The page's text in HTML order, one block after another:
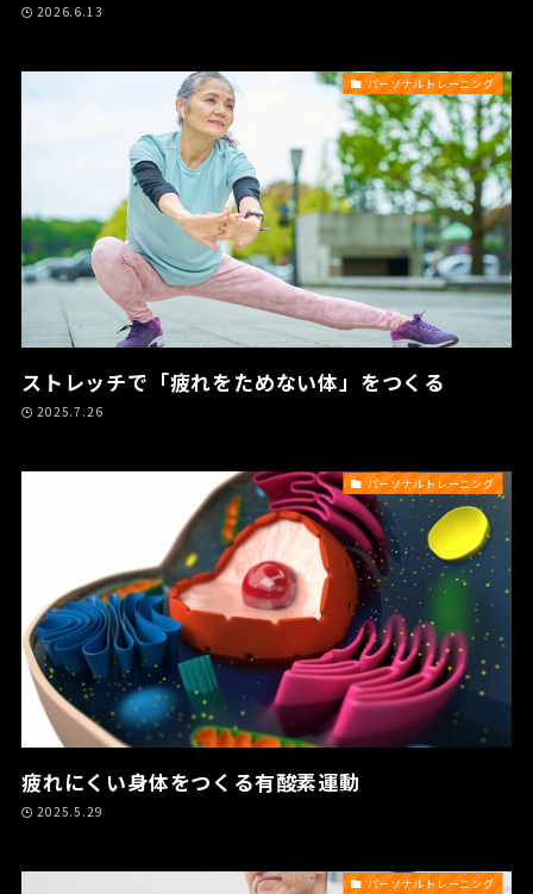
2026.6.13
パーソナルトレーニング
ストレッチで「疲れをためない体」をつくる
2025.7.26
パーソナルトレーニング
疲れにくい身体をつくる有酸素運動
2025.5.29
パーソナルトレーニング